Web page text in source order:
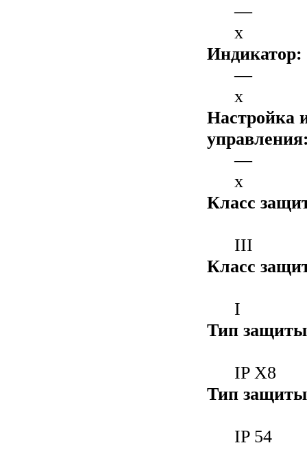
—
x
—
x
Настройка
—
x
Класс
III
Класс
I
Тип защиты
IP X8
Тип
IP 54